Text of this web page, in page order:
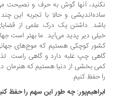
آنها گوش به حرف و نصیحت
و حالا با تجربه این چند دهه
داشتن یک درک علمی از قضایای
دیر پدید می‌آید. ما بهتر است جهانی و
کوچکی هستیم که موج‌های جهانی
چپ غلبه دارد و گاهی راست. لذا ما
بخشی از دنیا هستیم که هنرمان در
حفظ کنیم.
چه طور این سهم را حفظ کنیم؟